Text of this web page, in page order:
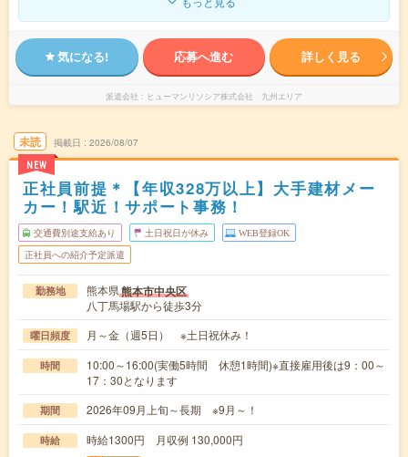
気になる! 応募へ進む 詳しく見る
派遣会社 ヒューマンリソシア株式会社 九州エリア
未読
NEW
掲載日 2026/08/07
正社員前提＊【年収328万以上】大手建材メー
カー！駅近！サポート事務！
交通費別途支給あり 土日祝日が休み WEB登録OK
正社員への紹介予定派遣
勤務地 熊本県熊本市中央区
八丁馬場駅から徒歩3分
曜日頻度 月～金（週5日） ※土日祝休み！
時間
10:00～16:00(実働5時間 休憩1時間)※直接雇用後は9：00～
17：30となります
期間 2026年09月上旬～長期 ※9月～！
時給 時給1300円 月収例 130,000円